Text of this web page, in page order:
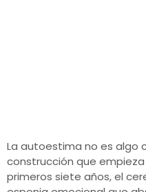
La autoestima no es algo
construcción que
primeros siete años, el